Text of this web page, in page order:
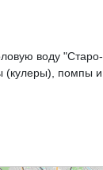
воду "Старо-
(кулеры), помпы и